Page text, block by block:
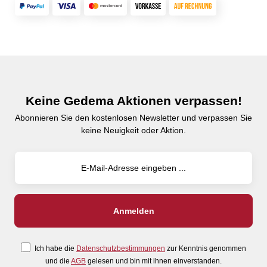
Keine Gedema Aktionen verpassen!
Abonnieren Sie den kostenlosen Newsletter und verpassen Sie
keine Neuigkeit oder Aktion.
Ich habe die Datenschutzbestimmungen zur Kenntnis genommen
und die AGB gelesen und bin mit ihnen einverstanden.